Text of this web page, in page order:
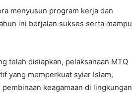
menyusun program kerja dan
ini berjalan sukses serta mampu
telah disiapkan, pelaksanaan MTQ
yang memperkuat syiar Islam,
keagamaan di lingkungan